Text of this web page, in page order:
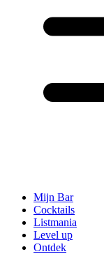
Mijn Bar
Cocktails
Listmania
Level up
Ontdek